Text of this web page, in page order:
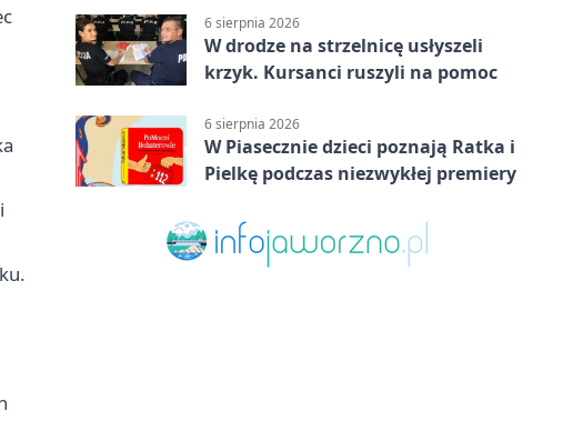
6 sierpnia 2026
W drodze na strzelnicę usłyszeli
krzyk. Kursanci ruszyli na pomoc
6 sierpnia 2026
W Piasecznie dzieci poznają Ratka i
Pielkę podczas niezwykłej premiery